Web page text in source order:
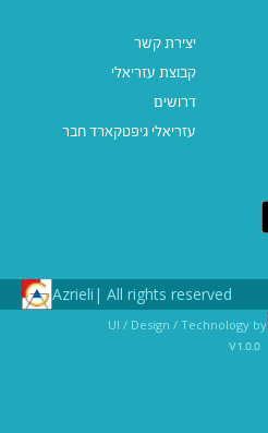
יצירת קשר
קבוצת עזריאלי
דרושים
עזריאלי גיפטקארד חבר‎
All rights reserved |
Azrieli
UI / Design / Technology by
v1.0.0